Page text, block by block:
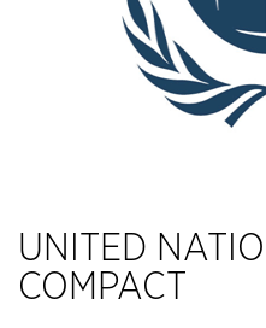
UNITED
COMPACT